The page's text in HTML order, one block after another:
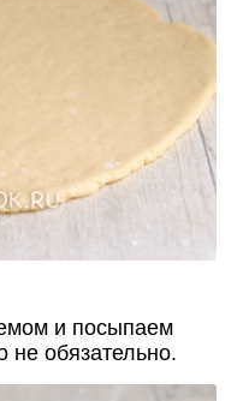
и посыпаем
обязательно.